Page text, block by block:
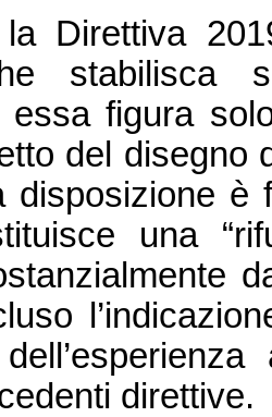
Direttiva
che
essa figura
del disegno
disposizione
una
direttive.